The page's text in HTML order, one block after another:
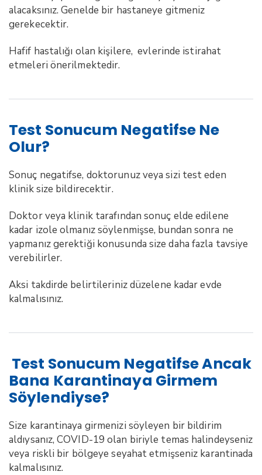
alacaksınız. Genelde bir hastaneye gitmeniz
gerekecektir.
Hafif hastalığı olan kişilere, evlerinde istirahat
etmeleri önerilmektedir.
Test Sonucum Negatifse Ne
Olur?
Sonuç negatifse, doktorunuz veya sizi test eden
klinik size bildirecektir.
Doktor veya klinik tarafından sonuç elde edilene
kadar izole olmanız söylenmişse, bundan sonra ne
yapmanız gerektiği konusunda size daha fazla tavsiye
verebilirler.
Aksi takdirde belirtileriniz düzelene kadar evde
kalmalısınız.
Test Sonucum Negatifse Ancak
Bana Karantinaya Girmem
Söylendiyse?
Size karantinaya girmenizi söyleyen bir bildirim
aldıysanız, COVID-19 olan biriyle temas halindeyseniz
veya riskli bir bölgeye seyahat etmişseniz karantinada
kalmalısınız.